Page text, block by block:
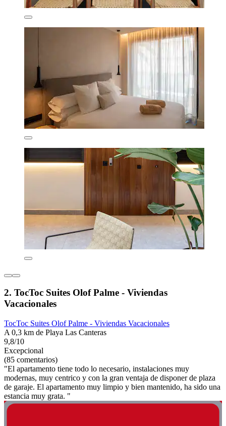
2. TocToc Suites Olof Palme - Viviendas
Vacacionales
TocToc Suites Olof Palme - Viviendas Vacacionales
A 0,3 km de Playa Las Canteras
9,8/10
Excepcional
(85 comentarios)
"El apartamento tiene todo lo necesario, instalaciones muy
modernas, muy centrico y con la gran ventaja de disponer de plaza
de garaje. El apartamento muy limpio y bien mantenido, ha sido una
estancia muy grata. "